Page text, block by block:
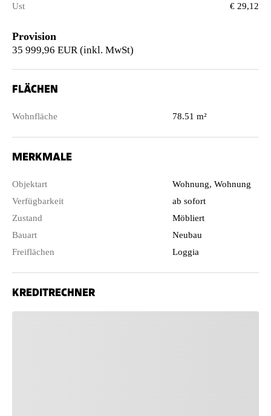
Ust € 29,12
Provision
35 999,96 EUR (inkl. MwSt)
FLÄCHEN
Wohnfläche 78.51 m²
MERKMALE
Objektart
Wohnung, Wohnung
Verfügbarkeit
ab sofort
Zustand
Möbliert
Bauart
Neubau
Freiflächen
Loggia
KREDITRECHNER